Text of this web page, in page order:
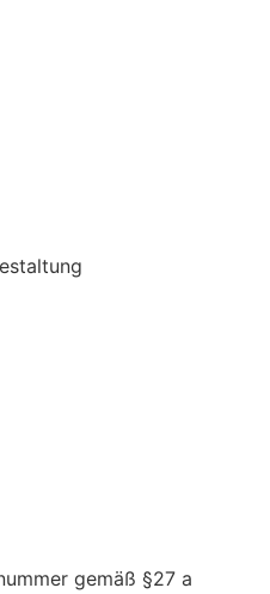
gemäß §27 a